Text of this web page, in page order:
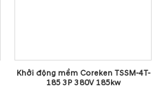
Khởi động mềm Coreken TSSM-4T-
185 3P 380V 185kw